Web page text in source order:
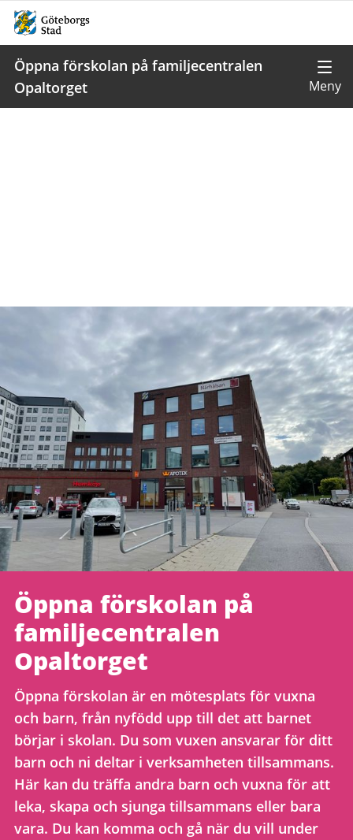
Öppna förskolan på familjecentralen
Opaltorget
Öppna förskolan på
familjecentralen
Opaltorget
Öppna förskolan är en mötesplats för vuxna
och barn, från nyfödd upp till det att barnet
börjar i skolan. Du som vuxen ansvarar för ditt
barn och ni deltar i verksamheten tillsammans.
Här kan du träffa andra barn och vuxna för att
leka, skapa och sjunga tillsammans eller bara
vara. Du kan komma och gå när du vill under